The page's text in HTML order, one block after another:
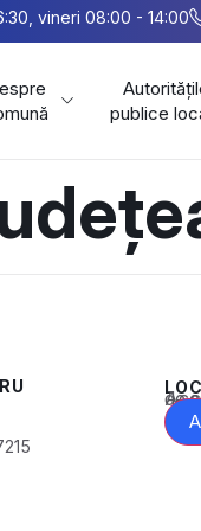
vineri 08:00 - 14:00
publice
Acest conținut este